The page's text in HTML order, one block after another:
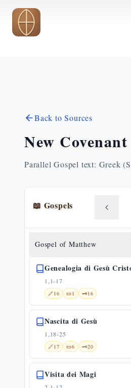
Skip to main content
Back to Sources
New Covenant
Parallel Gospel text: Greek
📖 Gospels
Gospel of Matthew
Genealogia di Gesù
1,1-17
🔗16 📜1 🗝️16
Nascita di Gesù
1,18-25
🔗17 📜6 🗝️20
Visita dei Magi